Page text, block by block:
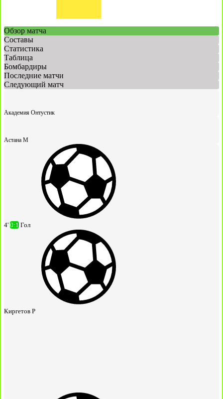
Обзор матча
Составы
Статистика
Таблица
Бомбардиры
Последние матчи
Следующий матч
Академия Онтустик
Астана М
4' 0:1 Гол
Киргетов Р